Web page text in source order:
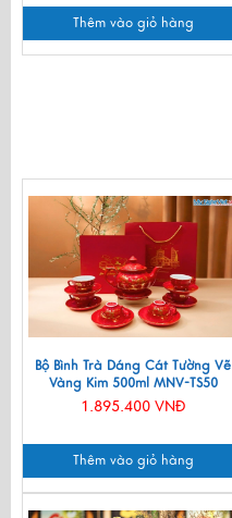
Thêm vào giỏ hàng
Bộ Bình Trà Dáng Cát Tường Vẽ
Vàng Kim 500ml MNV-TS50
1.895.400 VNĐ
Thêm vào giỏ hàng